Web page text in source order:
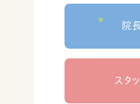
院せなかリペア
法 ＃治療院せな
える＃寒暖差疲労
せなかリペア＃
コロナウイルス＃
院
スタ